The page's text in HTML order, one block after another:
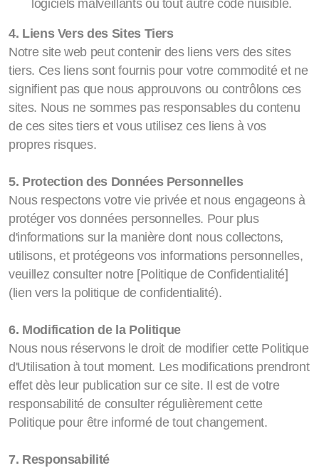
logiciels malveillants ou tout autre code nuisible.
4. Liens Vers des Sites Tiers
Notre site web peut contenir des liens vers des sites
tiers. Ces liens sont fournis pour votre commodité et ne
signifient pas que nous approuvons ou contrôlons ces
sites. Nous ne sommes pas responsables du contenu
de ces sites tiers et vous utilisez ces liens à vos
propres risques.
5. Protection des Données Personnelles
Nous respectons votre vie privée et nous engageons à
protéger vos données personnelles. Pour plus
d'informations sur la manière dont nous collectons,
utilisons, et protégeons vos informations personnelles,
veuillez consulter notre [Politique de Confidentialité]
(lien vers la politique de confidentialité).
6. Modification de la Politique
Nous nous réservons le droit de modifier cette Politique
d'Utilisation à tout moment. Les modifications prendront
effet dès leur publication sur ce site. Il est de votre
responsabilité de consulter régulièrement cette
Politique pour être informé de tout changement.
7. Responsabilité